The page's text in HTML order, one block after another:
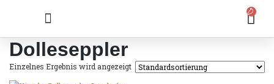
0
Dolleseppler
Einzelnes Ergebnis wird angezeigt